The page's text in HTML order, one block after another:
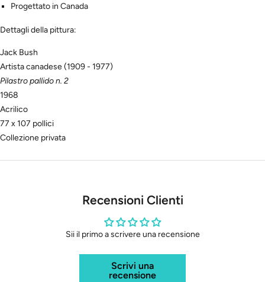
Progettato in Canada
Dettagli della pittura:
Jack Bush
Artista canadese (1909 - 1977)
Pilastro pallido n. 2
1968
Acrilico
77 x 107 pollici
Collezione privata
Recensioni Clienti
Sii il primo a scrivere una recensione
Scrivi una
recensione